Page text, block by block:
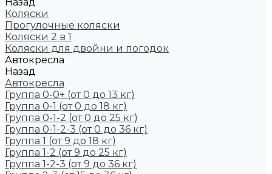
Коляски
Прогулочные коляски
Коляски 2 в 1
Коляски для двойни и погодок
Автокресла
Назад
Автокресла
Группа 0-0+ (от 0 до 13 кг)
Группа 0-1 (от 0 до 18 кг)
Группа 0-1-2 (от 0 до 25 кг)
Группа 0-1-2-3 (от 0 до 36 кг)
Группа 1 (от 9 до 18 кг)
Группа 1-2 (от 9 до 25 кг)
Группа 1-2-3 (от 9 до 36 кг)